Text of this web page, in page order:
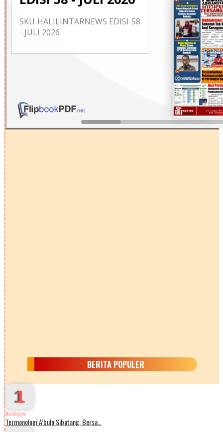
BERITA POPULER
1
Bantaeng
Termonologi A’bulo Sibatang, Bersa…